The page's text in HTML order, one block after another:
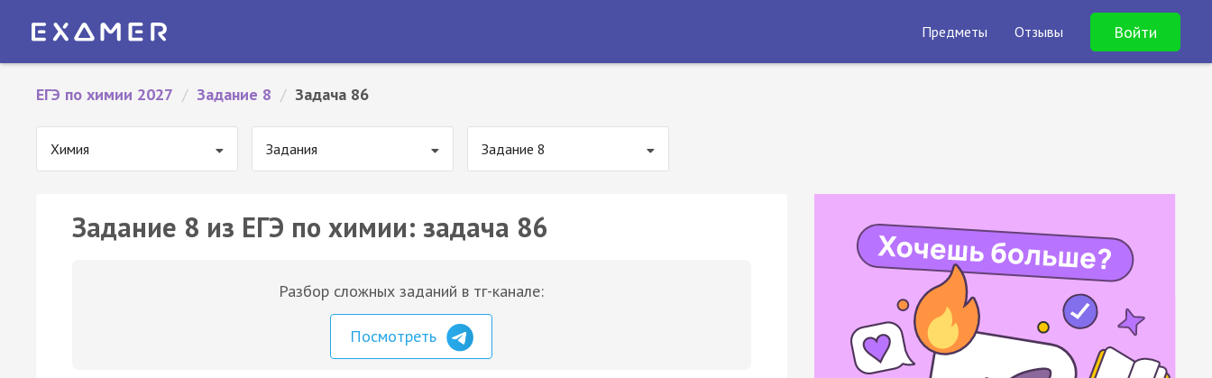
Предметы Отзывы Войти
ЕГЭ по химии 2027 / Задание 8 / Задача 86
Химия Задания Задание 8
Задание 8 из ЕГЭ по химии: задача 86
Разбор сложных заданий в тг-канале:
Посмотреть